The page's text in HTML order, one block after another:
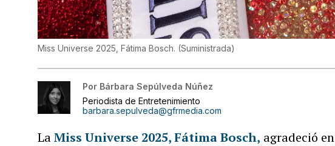
Miss Universe 2025, Fátima Bosch. (Suministrada)
Por Bárbara Sepúlveda Núñez
Periodista de Entretenimiento
barbara.sepulveda@gfrmedia.com
LaMiss Universe 2025, Fátima Bosch, agradeció